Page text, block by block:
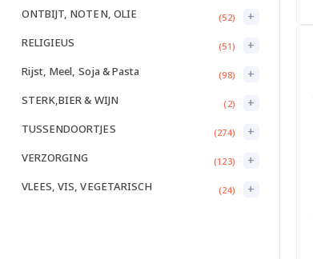
ONTBIJT, NOTEN, OLIE +
(52)
RELIGIEUS +
(51)
Rijst, Meel, Soja & Pasta +
(98)
STERK,BIER & WIJN +
(2)
TUSSENDOORTJES +
(274)
VERZORGING +
(123)
VLEES, VIS, VEGETARISCH +
(24)